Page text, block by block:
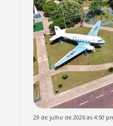
29 de julho de 2026 às 4:50